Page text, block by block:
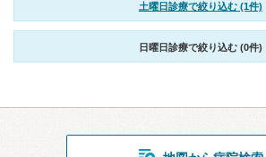
土曜日診療で絞り込む (1件)
日曜日診療で絞り込む (0件)